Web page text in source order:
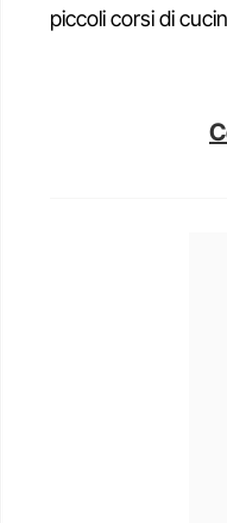
piccoli corsi di